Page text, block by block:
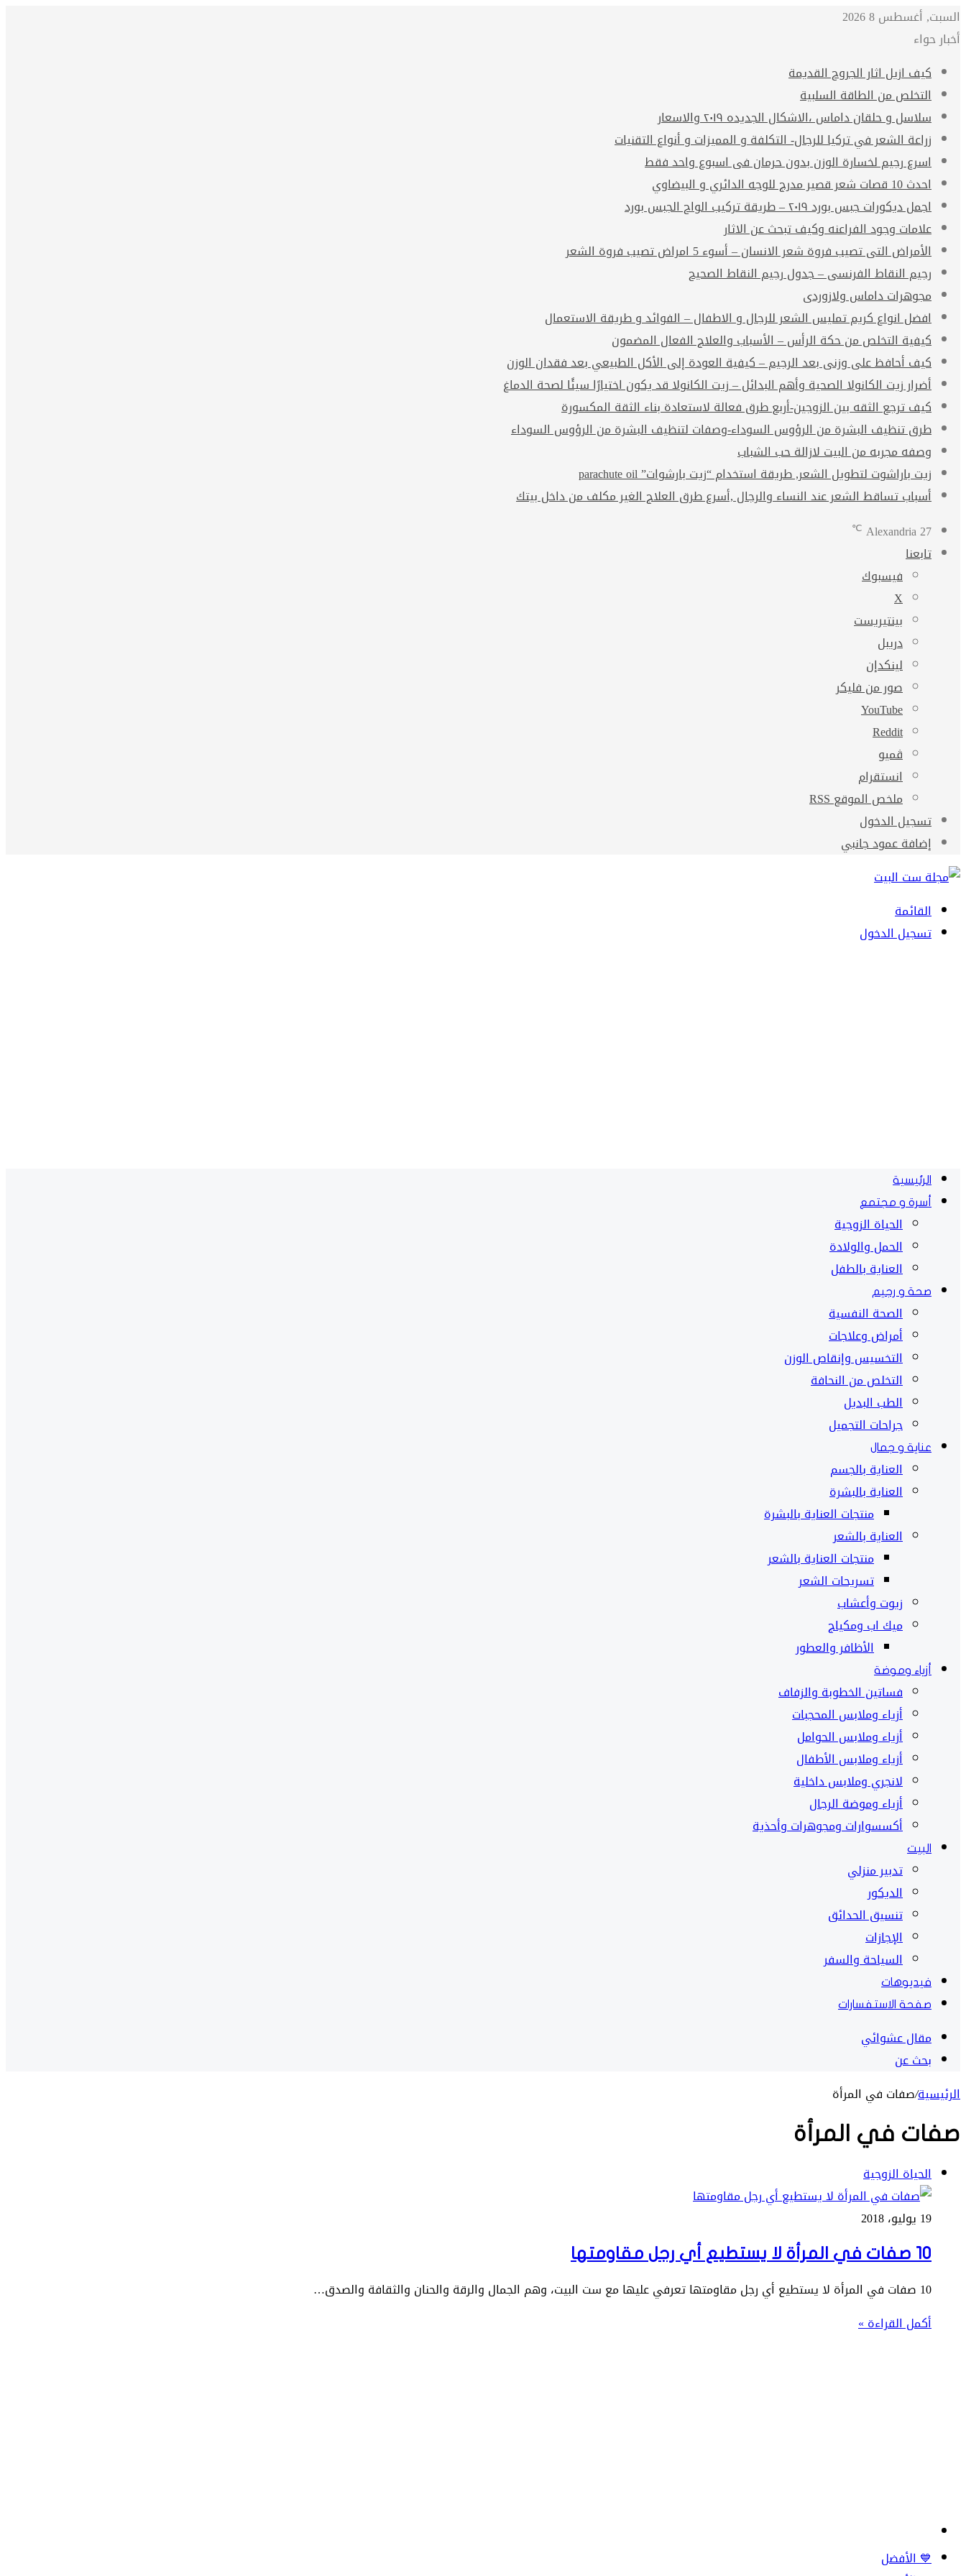
السبت, أغسطس 8 2026
أخبار حواء
كيف ازيل اثار الجروح القديمة
التخلص من الطاقة السلبية
سلاسل و حلقان داماس ،الاشكال الجديده ٢٠١٩ والاسعار
زراعة الشعر في تركيا للرجال- التكلفة و المميزات و أنواع التقنيات
اسرع رجيم لخسارة الوزن بدون حرمان فى اسبوع واحد فقط
احدث 10 قصات شعر قصير مدرج للوجه الدائري و البيضاوي
اجمل ديكورات جبس بورد ٢٠١٩ – طريقة تركيب الواح الجبس بورد
علامات وجود الفراعنه وكيف تبحث عن الاثار
الأمراض التى تصيب فروة شعر الانسان – أسوء 5 امراض تصيب فروة الشعر
رجيم النقاط الفرنسى – جدول رجيم النقاط الصحيح
مجوهرات داماس ولازوردى
افضل انواع كريم تمليس الشعر للرجال و الاطفال – الفوائد و طريقة الاستعمال
كيفية التخلص من حكة الرأس – الأسباب والعلاج الفعال المضمون
كيف أحافظ على وزنى بعد الرجيم – كيفية العودة إلى الأكل الطبيعي بعد فقدان الوزن
أضرار زيت الكانولا الصحية وأهم البدائل – زيت الكانولا قد يكون اختيارًا سيئًا لصحة الدماغ
كيف ترجع الثقه بين الزوجين-أربع طرق فعالة لاستعادة بناء الثقة المكسورة
طرق تنظيف البشرة من الرؤوس السوداء-وصفات لتنظيف البشرة من الرؤوس السوداء
وصفه مجربه من البيت لازالة حب الشباب
زيت باراشوت لتطويل الشعر, طريقة استخدام “زيت بارشوات” parachute oil
أسباب تساقط الشعر عند النساء والرجال ,أسرع طرق العلاج الغير مكلف من داخل بيتك
Alexandria27
℃
تابعنا
فيسبوك
‫X
بينتيريست
دريبل
لينكدإن
صور من فليكر
‫YouTube
ڤميو
انستقرام
ملخص الموقع RSS
تسجيل الدخول
إضافة عمود جانبي
القائمة
تسجيل الدخول
الرئيسية
أسرة و مجتمع
الحياة الزوجية
الحمل والولادة
العناية بالطفل
صحة و رجيم
الصحة النفسية
أمراض وعلاجات
التخسيس وإنقاص الوزن
التخلص من النحافة
الطب البديل
جراحات التجميل
عناية و جمال
العناية بالجسم
العناية بالبشرة
منتجات العناية بالبشرة
العناية بالشعر
منتجات العناية بالشعر
تسريحات الشعر
زيوت وأعشاب
ميك اب ومكياج
الأظافر والعطور
أزياء وموضة
فساتين الخطوبة والزفاف
أزياء وملابس المحجبات
أزياء وملابس الحوامل
أزياء وملابس الأطفال
لانجري وملابس داخلية
أزياء وموضة الرجال
أكسسوارات ومجوهرات وأحذية
البيت
تدبير منزلي
الديكور
تنسيق الحدائق
الإجازات
السياحة والسفر
فيديوهات
صفحة الاستفسارات
مقال عشوائي
بحث عن
الرئيسية/صفات في المرأة
صفات في المرأة
الحياة الزوجية
19 يوليو، 2018
10 صفات في المرأة لا يستطيع أي رجل مقاومتها
10 صفات في المرأة لا يستطيع أي رجل مقاومتها تعرفي عليها مع ست البيت، وهم الجمال والرقة والحنان والثقافة والصدق…
أكمل القراءة »
💙 الأفضل